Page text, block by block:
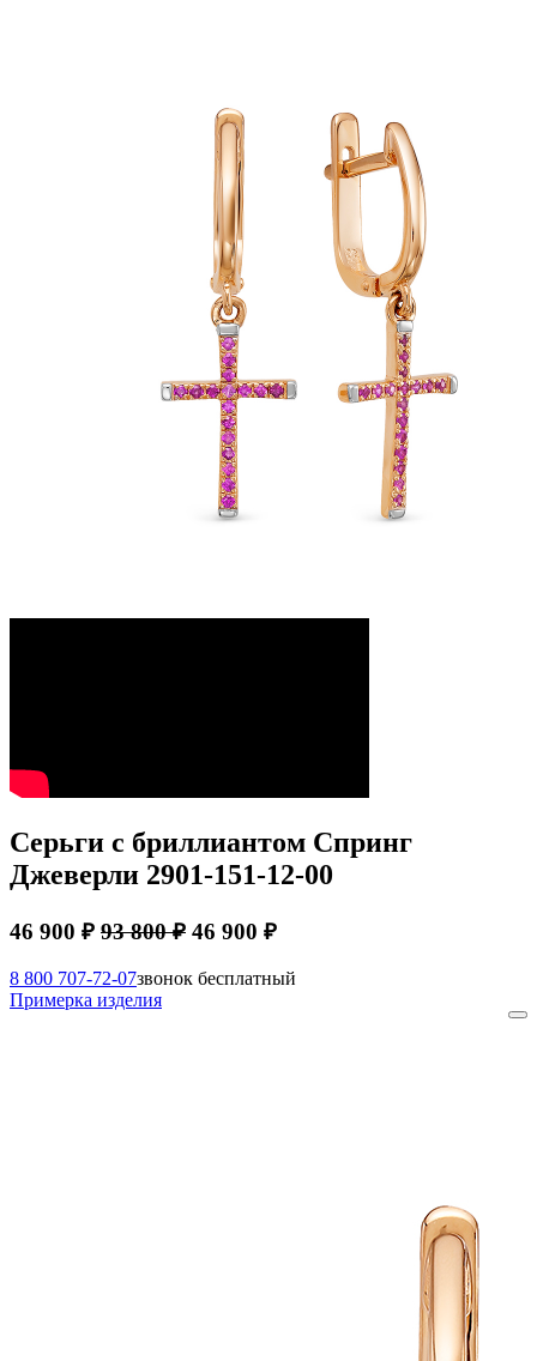
Серьги с бриллиантом Спринг
Джеверли 2901-151-12-00
46 900 ₽ 93 800 ₽ 46 900 ₽
8 800 707-72-07звонок бесплатный
Примерка изделия